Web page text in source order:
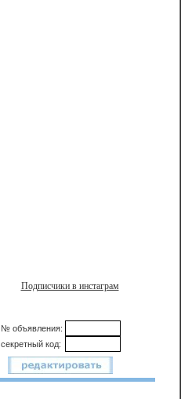
Подписчики в инстаграм
№ объявления:
секретный код: